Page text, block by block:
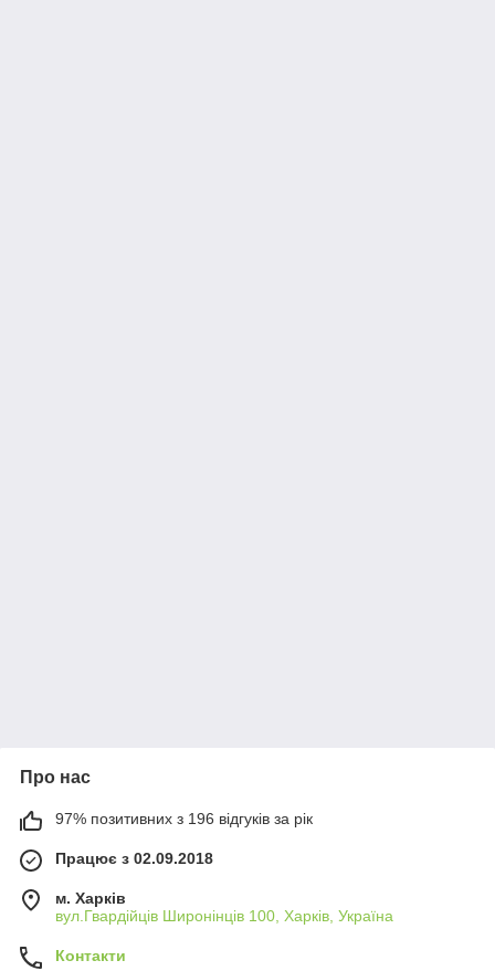
Про нас
97% позитивних з 196 відгуків за рік
Працює з 02.09.2018
м. Харків
вул.Гвардійців Широнінців 100, Харків, Україна
Контакти